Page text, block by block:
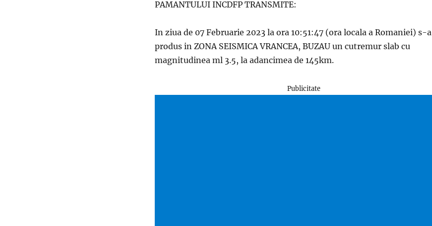
PAMANTULUI INCDFP TRANSMITE:
In ziua de 07 Februarie 2023 la ora 10:51:47 (ora locala a Romaniei) s-a
produs in ZONA SEISMICA VRANCEA, BUZAU un cutremur slab cu
magnitudinea ml 3.5, la adancimea de 145km.
Publicitate